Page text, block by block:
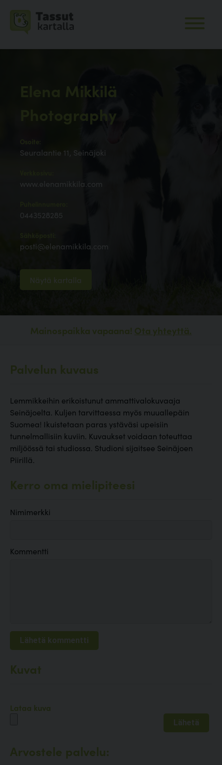
Elena Mikkilä
Photography
Osoite:
Seuralantie 11, Seinäjoki
www.elenamikkila.com
0443528285
posti@elenamikkila.com
Näytä kartalla
Mainospaikka vapaana! Ota yhteyttä.
Palvelun kuvaus
Lemmikkeihin erikoistunut ammattivalokuvaaja
Seinäjoelta. Kuljen tarvittaessa myös muuallepäin
Suomea! Ikuistetaan paras ystäväsi upeisiin
tunnelmallisiin kuviin. Kuvaukset voidaan toteuttaa
miljöössä tai studiossa. Studioni sijaitsee Seinäjoen
Piirillä.
Kerro oma mielipiteesi
Nimimerkki
Kommentti
Kuvat
Lataa kuva
Arvostele palvelu: